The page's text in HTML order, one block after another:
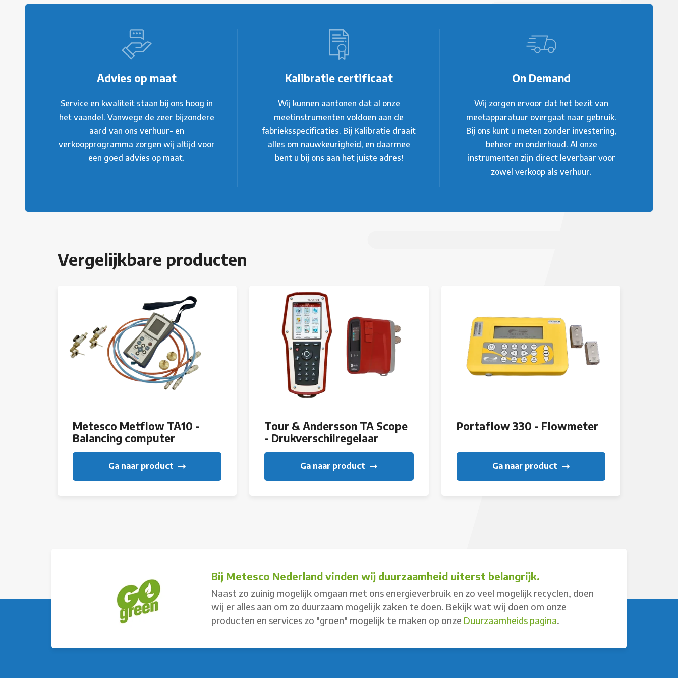
Advies op maat
Service en kwaliteit staan bij ons hoog in
het vaandel. Vanwege de zeer bijzondere
aard van ons verhuur- en
verkoopprogramma zorgen wij altijd voor
een goed advies op maat.
Kalibratie certificaat
Wij kunnen aantonen dat al onze
meetinstrumenten voldoen aan de
fabrieksspecificaties. Bij Kalibratie draait
alles om nauwkeurigheid, en daarmee
bent u bij ons aan het juiste adres!
On Demand
Wij zorgen ervoor dat het bezit van
meetapparatuur overgaat naar gebruik.
Bij ons kunt u meten zonder investering,
beheer en onderhoud. Al onze
instrumenten zijn direct leverbaar voor
zowel verkoop als verhuur.
Vergelijkbare producten
Metesco Metflow TA10 -
Balancing computer
Ga naar product
Tour & Andersson TA Scope
- Drukverschilregelaar
Ga naar product
Portaflow 330 - Flowmeter
Ga naar product
Bij Metesco Nederland vinden wij duurzaamheid uiterst belangrijk.
Naast zo zuinig mogelijk omgaan met ons energieverbruik en zo veel mogelijk recyclen, doen
wij er alles aan om zo duurzaam mogelijk zaken te doen. Bekijk wat wij doen om onze
producten en services zo "groen" mogelijk te maken op onze Duurzaamheids pagina